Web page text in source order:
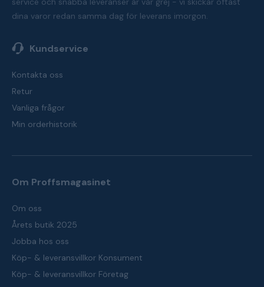
dina varor redan samma dag för leverans imorgon.
Kundservice
Kontakta oss
Retur
Vanliga frågor
Min orderhistorik
Om Proffsmagasinet
Om oss
Årets butik 2025
Jobba hos oss
Köp- & leveransvillkor Konsument
Köp- & leveransvillkor Företag